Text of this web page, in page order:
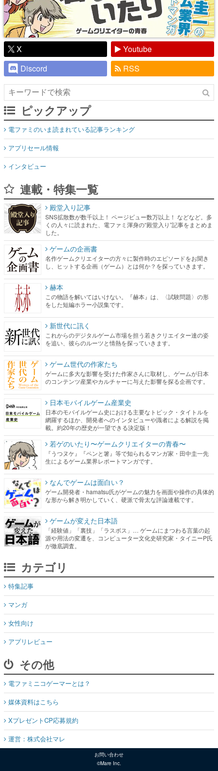
X
Youtube
Discord
RSS
ピックアップ
電ファミのいま読まれている記事ランキング
アプリセール情報
インタビュー
連載・特集一覧
殿堂入り記事
SNS拡散数が数千以上！ ページビュー数万以上！ などなど。多
くの人々に読まれた、電ファミ渾身の“殿堂入り”記事をまとめま
した。
ゲームの企画書
名作ゲームクリエイターの方々に製作時のエピソードをお聞き
し、ヒットする企画（ゲーム）とは何か？を探っていきます。
赫本
この物語を解いてはいけない。『赫本』は、〈試験問題〉の形
をした短編ホラー小説集です。
新世代に訊く
これからのデジタルゲーム市場を担う若きクリエイター達の姿
を追い、彼らのルーツと情熱を探っていきます。
ゲーム世代の作家たち
ゲームに多大な影響を受けた作家さんに取材し、ゲームが日本
のコンテンツ産業やカルチャーに与えた影響を探る企画です。
日本モバイルゲーム産業史
日本のモバイルゲーム史における主要なトピック・タイトルを
網羅するほか、開発者へのインタビューや識者による解説を掲
載。約20年の歴史が一望できる決定版！
若ゲのいたり〜ゲームクリエイターの青春〜
『うつヌケ』『ペンと箸』等で知られるマンガ家・田中圭一先
生によるゲーム業界レポートマンガです。
なんでゲームは面白い？
ゲーム開発者・hamatsu氏がゲームの魅力を画面や操作の具体的
な形から解き明かしていく、硬派で骨太な評論連載です。
ゲームが変えた日本語
「経験値」「裏技」「ラスボス」… ゲームにまつわる言葉の起
源や用法の変遷を、コンピューター文化史研究家・タイニーP氏
が徹底調査。
カテゴリ
特集記事
マンガ
女性向け
アプリレビュー
その他
電ファミニコゲーマーとは？
媒体資料はこちら
XプレゼントCP応募規約
運営：株式会社マレ
お問い合わせ
©Mare Inc.